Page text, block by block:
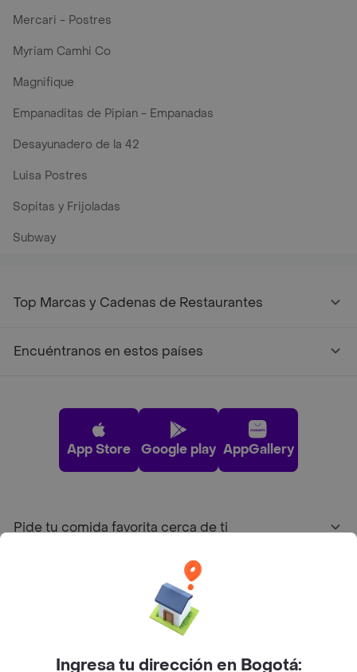
Mercari - Postres
Myriam Camhi Co
Magnifique
Empanaditas de Pipian - Empanadas
Desayunadero de la 42
Luisa Postres
Sopitas y Frijoladas
Subway
Top Marcas y Cadenas de Restaurantes
Encuéntranos en estos países
App Store Google play AppGallery
Pide tu comida favorita cerca de ti
Ingresa tu dirección en Bogotá: